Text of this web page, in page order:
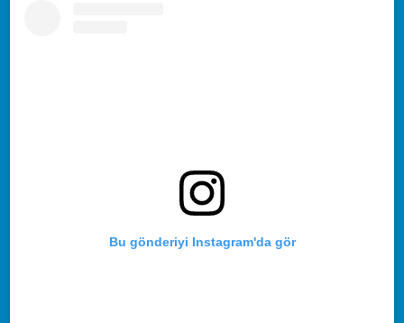
Bu gönderiyi Instagram'da gör